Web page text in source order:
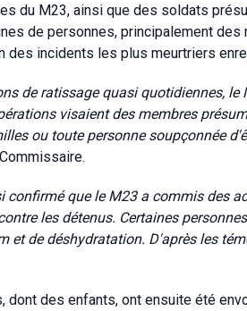
du M23, ainsi que des soldats
de personnes, principalement
des incidents les plus meurtriers
de ratissage quasi quotidiennes,
visaient des membres
ou toute personne soupçonnée
confirmé que le M23 a commis des
les détenus. Certaines
et de déshydratation. D'après les
dont des enfants, ont ensuite été